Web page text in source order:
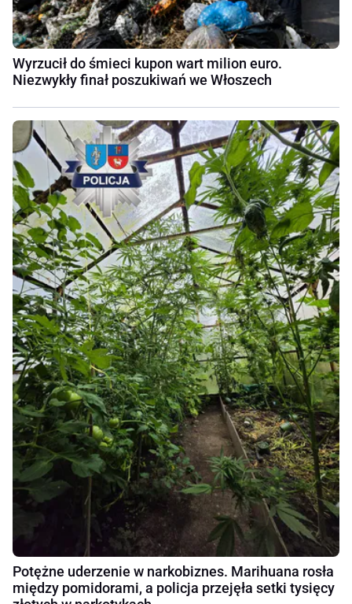
Wyrzucił do śmieci kupon wart milion euro.
Niezwykły finał poszukiwań we Włoszech
Potężne uderzenie w narkobiznes. Marihuana rosła
między pomidorami, a policja przejęła setki tysięcy